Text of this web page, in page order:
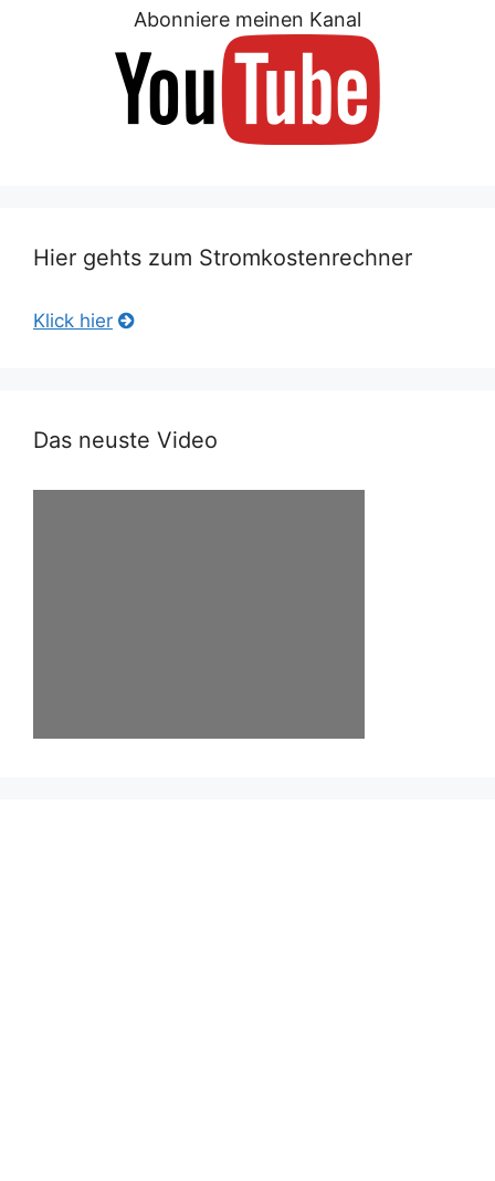
Abonniere meinen Kanal
Hier gehts zum Stromkostenrechner
Klick hier
Das neuste Video